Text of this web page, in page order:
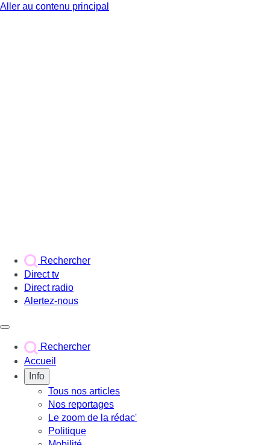
Aller au contenu principal
Rechercher
Direct tv
Direct radio
Alertez-nous
Rechercher
Accueil
Info
Tous nos articles
Nos reportages
Le zoom de la rédac'
Politique